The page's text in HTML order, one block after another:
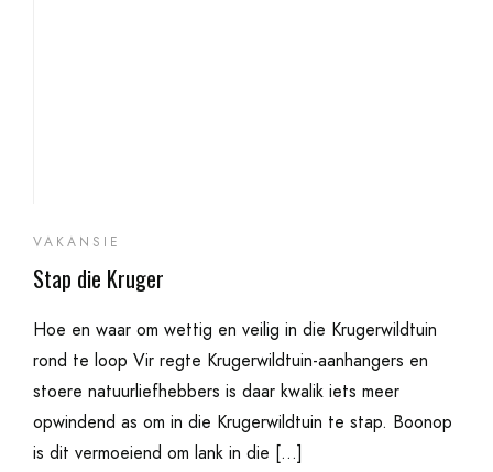
VAKANSIE
Stap die Kruger
Hoe en waar om wettig en veilig in die Krugerwildtuin
rond te loop Vir regte Krugerwildtuin-aanhangers en
stoere natuurliefhebbers is daar kwalik iets meer
opwindend as om in die Krugerwildtuin te stap. Boonop
is dit vermoeiend om lank in die […]